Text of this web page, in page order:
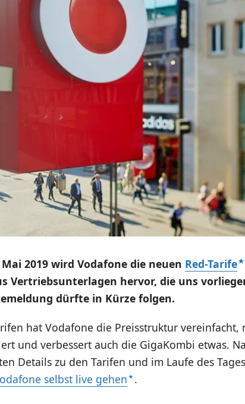
2019 wird Vodafone die neuen Red-Tarife
Vertriebsunterlagen hervor, die uns
dürfte in Kürze folgen.
hat Vodafone die Preisstruktur vereinfacht,
und verbessert auch die GigaKombi etwas.
Details zu den Tarifen und im Laufe des
selbst live gehen .